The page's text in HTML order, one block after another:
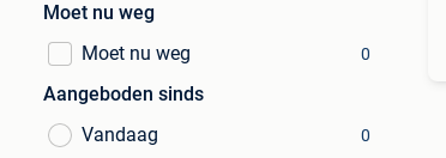
Moet nu weg
Moet nu weg
0
Aangeboden sinds
Vandaag
0